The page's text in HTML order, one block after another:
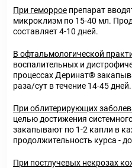
При геморрое препарат
микроклизм по 15-40 мл.
составляет 4-10 дней.
В офтальмологической
воспалительных и
процессах Деринат®
раза/сут в течение 14-45 дней.
При облитерирующих
целью достижения
закапывают по 1-2 капли в
продолжительность курса -
При постлучевых некрозах